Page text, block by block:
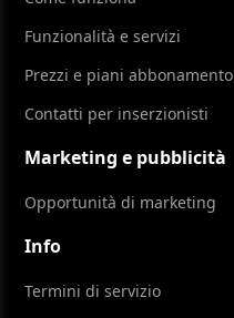
Funzionalità e servizi
Prezzi e piani abbonamento
Contatti per inserzionisti
Marketing e pubblicità
Opportunità di marketing
Info
Termini di servizio